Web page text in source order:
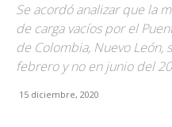
Se acordó analizar que la
de carga vacíos por el
de Colombia, Nuevo León,
febrero y no en junio del
15 diciembre, 2020